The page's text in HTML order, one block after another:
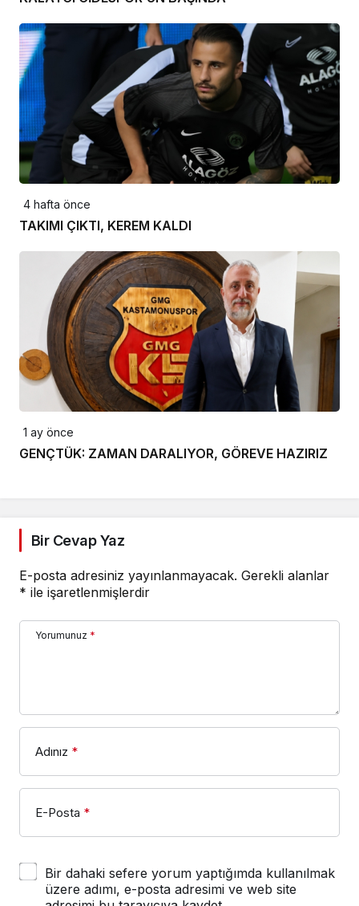
4 hafta önce
TAKIMI ÇIKTI, KEREM KALDI
1 ay önce
GENÇTÜK: ZAMAN DARALIYOR, GÖREVE HAZIRIZ
Bir Cevap Yaz
E-posta adresiniz yayınlanmayacak. Gerekli alanlar
* ile işaretlenmişlerdir
Yorumunuz *
Adınız *
E-Posta *
Bir dahaki sefere yorum yaptığımda kullanılmak
üzere adımı, e-posta adresimi ve web site